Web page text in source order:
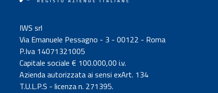
IWS srl
Via Emanuele Pessagno - 3 - 00122 - Roma
P.Iva 14071321005
Capitale sociale € 100.000,00 i.v.
Azienda autorizzata ai sensi exArt. 134
T.U.L.P.S - licenza n. 271395.